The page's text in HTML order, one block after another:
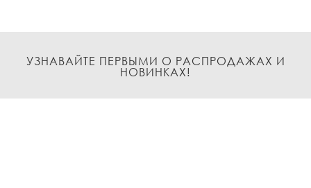
УЗНАВАЙТЕ ПЕРВЫМИ О РАСПРОДАЖАХ И
НОВИНКАХ!